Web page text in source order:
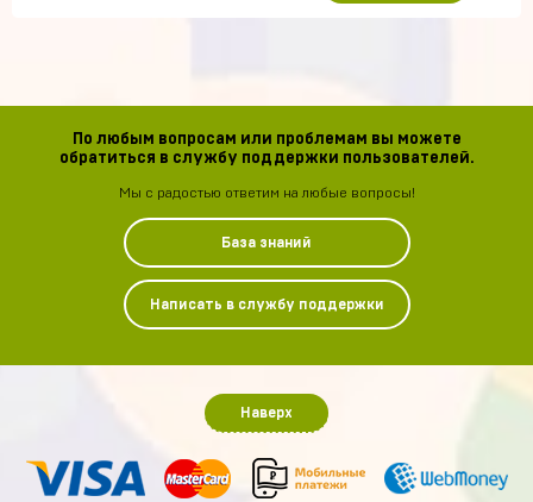
По любым вопросам или проблемам вы можете
обратиться в службу поддержки пользователей.
Мы с радостью ответим на любые вопросы!
База знаний
Написать в службу поддержки
Наверх